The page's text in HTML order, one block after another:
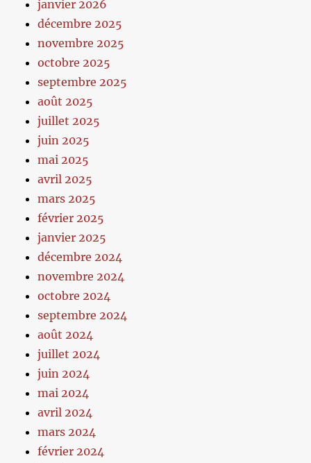
janvier 2026
décembre 2025
novembre 2025
octobre 2025
septembre 2025
août 2025
juillet 2025
juin 2025
mai 2025
avril 2025
mars 2025
février 2025
janvier 2025
décembre 2024
novembre 2024
octobre 2024
septembre 2024
août 2024
juillet 2024
juin 2024
mai 2024
avril 2024
mars 2024
février 2024